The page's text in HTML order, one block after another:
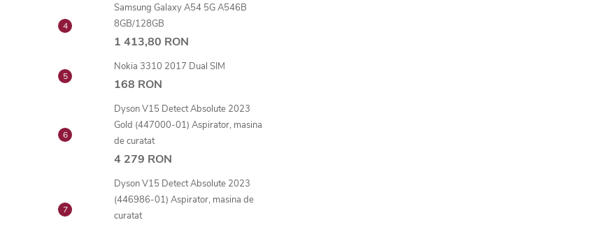
Samsung Galaxy A54 5G A546B
8GB/128GB
1 413,80 RON
Nokia 3310 2017 Dual SIM
168 RON
Dyson V15 Detect Absolute 2023
Gold (447000-01) Aspirator, masina
de curatat
4 279 RON
Dyson V15 Detect Absolute 2023
(446986-01) Aspirator, masina de
curatat